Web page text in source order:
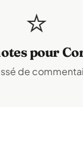
⭐
pour
de